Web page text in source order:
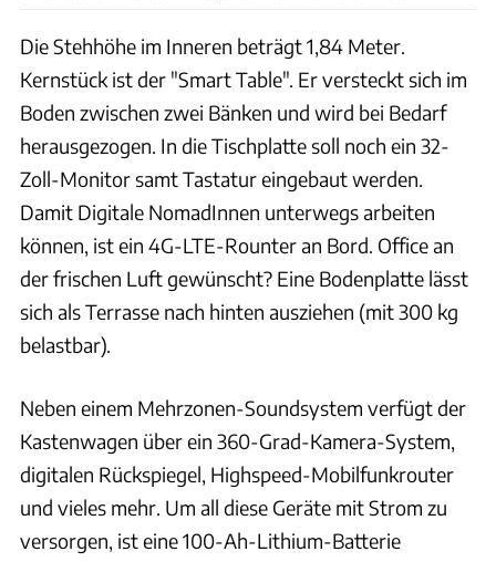
Die Stehhöhe im Inneren beträgt 1,84 Meter.
Kernstück ist der "Smart Table". Er versteckt sich im
Boden zwischen zwei Bänken und wird bei Bedarf
herausgezogen. In die Tischplatte soll noch ein 32-
Zoll-Monitor samt Tastatur eingebaut werden.
Damit Digitale NomadInnen unterwegs arbeiten
können, ist ein 4G-LTE-Rounter an Bord. Office an
der frischen Luft gewünscht? Eine Bodenplatte lässt
sich als Terrasse nach hinten ausziehen (mit 300 kg
belastbar).
Neben einem Mehrzonen-Soundsystem verfügt der
Kastenwagen über ein 360-Grad-Kamera-System,
digitalen Rückspiegel, Highspeed-Mobilfunkrouter
und vieles mehr. Um all diese Geräte mit Strom zu
versorgen, ist eine 100-Ah-Lithium-Batterie